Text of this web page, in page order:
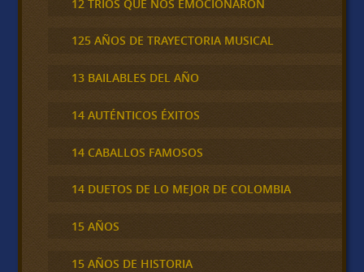
12 TRÍOS QUE NOS EMOCIONARON
125 AÑOS DE TRAYECTORIA MUSICAL
13 BAILABLES DEL AÑO
14 AUTÉNTICOS ÉXITOS
14 CABALLOS FAMOSOS
14 DUETOS DE LO MEJOR DE COLOMBIA
15 AÑOS
15 AÑOS DE HISTORIA